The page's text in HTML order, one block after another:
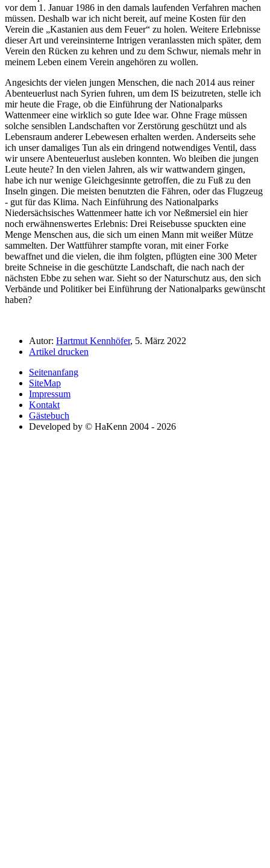
vor dem 1. Januar 1986 in den damals laufenden Verfahren machen
müssen. Deshalb war ich nicht bereit, auf meine Kosten für den
Verein die
Kastanien aus dem Feuer
zu holen. Weitere Erlebnisse
dieser Art und vereinsinterne Intrigen veranlassten mich später, dem
Verein den Rücken zu kehren und zu dem Schwur, niemals mehr in
meinem Leben einem Verein angehören zu wollen.
Angesichts der vielen jungen Menschen, die nach 2014 aus reiner
Abenteuerlust nach Syrien fuhren, um dem IS beizutreten, stelle ich
mir heute die Frage, ob die Einführung der Nationalparks
Wattenmeer eine wirklich so gute Idee war. Ohne Frage müssen
solche sensiblen Landschaften vor Zerstörung geschützt und als
Lebensraum anderer Lebewesen erhalten werden. Anderseits sehe
ich unser damaliges Tun als ein dringend notwendiges Ventil, dass
wir unsere Abenteuerlust ausleben konnten. Wo bleiben die jungen
Leute heute? In den vielen Jahren, als wir wattwandern gingen,
habe ich nur wenige Gleichgesinnte getroffen, die zu Fuß zu den
Inseln gingen. Die meisten benutzten die Fähren, oder das Flugzeug
- gut für das Klima. Nach Einführung des Nationalparks
Niedersächsisches Wattenmeer hatte ich vor Neßmersiel ein hier
noch erwähnenswertes Erlebnis: Drei Reisebusse spuckten eine
Menge Menschen aus, die sich um einen Mann mit weißer Mütze
sammelten. Der Wattführer stampfte voran, mit einer Forke
bewaffnet und die vielen, die ihm folgten, pflügten eine 300 Meter
breite Schneise in die geschützte Landschaft, die nach nach der
nächsten Ebbe zu sehen war. Sieht so der Naturschutz aus, den sich
Verbände und Politiker bei Einführung der Nationalparks gewünscht
haben?
Autor: Hartmut Kennhöfer, 5. März 2022
Artikel drucken
Seitenanfang
SiteMap
Impressum
Kontakt
Gästebuch
Developed by © HaKenn 2004 - 2026